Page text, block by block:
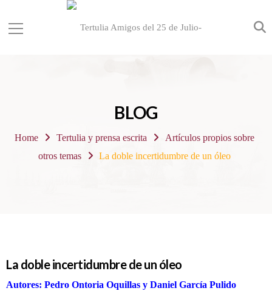
BLOG
Home Tertulia y prensa escrita
Artículos propios sobre
otros temas
La doble incertidumbre de un óleo
La doble incertidumbre de un óleo
Autores: Pedro Ontoria Oquillas y Daniel García Pulido